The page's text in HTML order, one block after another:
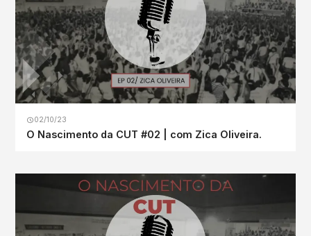
02/10/23
O Nascimento da CUT #02 | com Zica Oliveira.